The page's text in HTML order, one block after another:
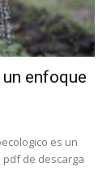
enfoque
es un
de descarga